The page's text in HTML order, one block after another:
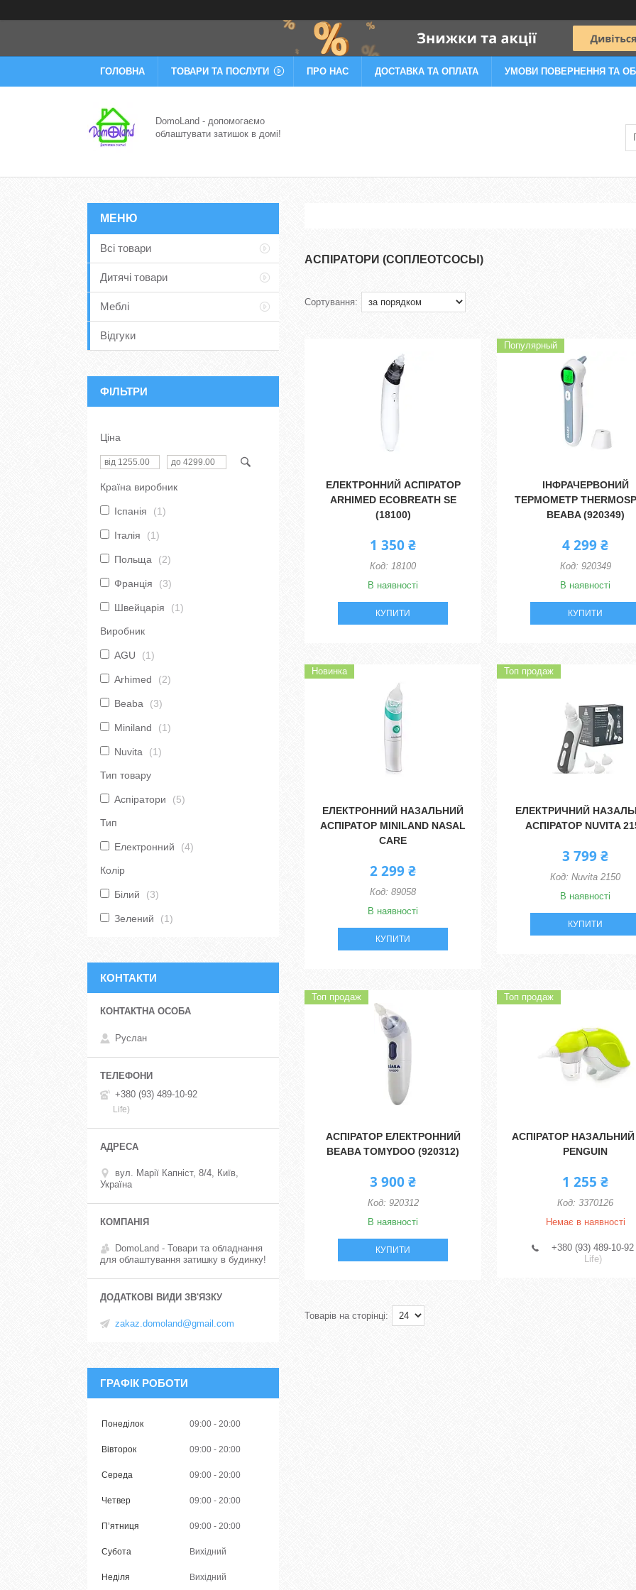
ГОЛОВНА ТОВАРИ ТА ПОСЛУГИ ПРО НАС ДОСТАВКА ТА ОПЛАТА УМОВИ ПОВЕРНЕННЯ ТА
DomoLand - допомогаємо
облаштувати затишок в домі!
АСПІРАТОРИ (СОПЛЕОТСОСЫ)
ЕЛЕКТРОННИЙ АСПІРАТОР
ARHIMED ECOBREATH SE
(18100)
1 350 ₴
18100
В наявності
КУПИТИ
Популярный
ІНФРАЧЕРВОНИЙ
ТЕРМОМЕТР
BEABA (920349)
4 299 ₴
920349
В наявності
КУПИТИ
Новинка
ЕЛЕКТРОННИЙ НАЗАЛЬНИЙ
АСПІРАТОР MINILAND NASAL
CARE
2 299 ₴
89058
В наявності
КУПИТИ
Топ продаж
ЕЛЕКТРИЧНИЙ
АСПІРАТОР NUVITA
3 799 ₴
Nuvita 2150
В наявності
КУПИТИ
Топ продаж
АСПІРАТОР ЕЛЕКТРОННИЙ
BEABA TOMYDOO (920312)
3 900 ₴
920312
В наявності
КУПИТИ
Топ продаж
АСПІРАТОР НАЗАЛЬНИЙ
PENGUIN
1 255 ₴
3370126
Немає в наявності
+380 (93) 489-10-92
Life)
Всі товари
Дитячі товари
Меблі
Відгуки
ФІЛЬТРИ
Ціна
Країна виробник
Іспанія 1
Італія 1
Польща 2
Франція 3
Швейцарія 1
Виробник
AGU 1
Arhimed 2
Beaba 3
Miniland 1
Nuvita 1
Тип товару
Аспіратори 5
Тип
Електронний 4
Колір
Білий 3
Зелений 1
КОНТАКТИ
Руслан
+380 (93) 489-10-92
Life)
вул. Марії Капніст, 8/4, Київ,
Україна
DomoLand - Товари та обладнання
для облаштування затишку в будинку!
zakaz.domoland@gmail.com
ГРАФІК РОБОТИ
Понеділок 09:00 20:00
Вівторок 09:00 20:00
Середа 09:00 20:00
Четвер 09:00 20:00
Пʼятниця 09:00 20:00
Субота Вихідний
Неділя Вихідний